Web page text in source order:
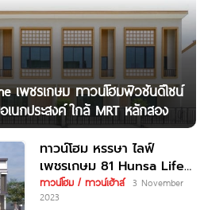
เพชรเกษม ทาวน์โฮมฟิวชันดีไซน์
กประสงค์ ใกล้ MRT หลักสอง
ทาวน์โฮม หรรษา ไลฟ์
เพชรเกษม 81 Hunsa Life
Petchkasem 81 ใกล้
ทาวน์โฮม / ทาวน์เฮ้าส์
3 November
2023